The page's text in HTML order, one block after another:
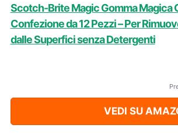
Scotch-Brite Magic Gomma Magica
Confezione da 12 Pezzi – Per
dalle Superfici senza Detergenti
VEDI SU